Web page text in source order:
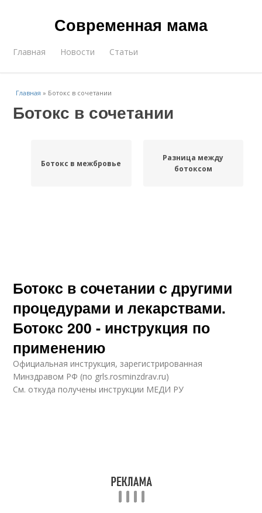
Современная мама
Главная Новости Статьи
Главная » Ботокс в сочетании
Ботокс в сочетании
Ботокс в межбровье
Разница между
ботоксом
Ботокс в сочетании с другими
процедурами и лекарствами.
Ботокс 200 - инструкция по
применению
Официальная инструкция, зарегистрированная
Минздравом РФ (по grls.rosminzdrav.ru)
См. откуда получены инструкции МЕДИ РУ